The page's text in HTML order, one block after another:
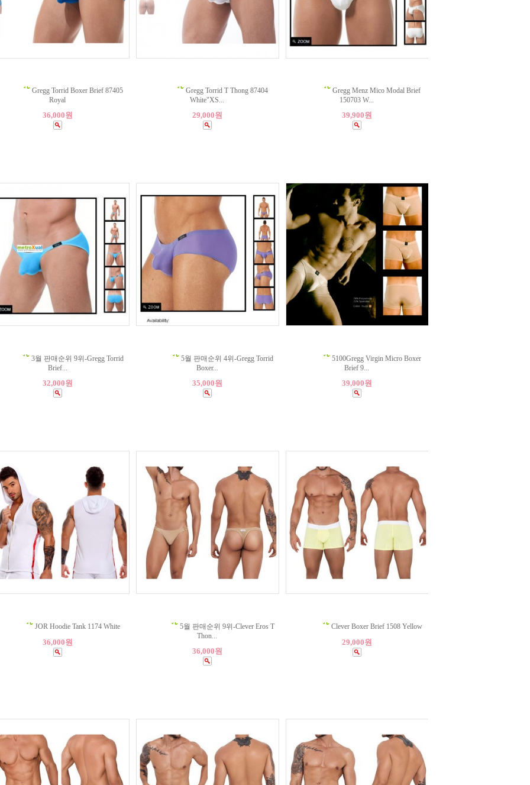
Gregg Torrid Boxer Brief 87405
Royal
36,000원
Gregg Torrid T Thong 87404
White"XS...
29,000원
Gregg Menz Mico Modal Brief
150703 W...
39,900원
3월 판매순위 9위-Gregg Torrid
Brief...
32,000원
5월 판매순위 4위-Gregg Torrid
Boxer...
35,000원
5100Gregg Virgin Micro Boxer
Brief 9...
39,000원
JOR Hoodie Tank 1174 White
36,000원
5월 판매순위 9위-Clever Eros T
Thon...
36,000원
Clever Boxer Brief 1508 Yellow
29,000원